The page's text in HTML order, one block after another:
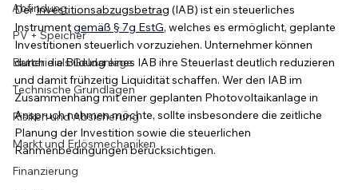
Abfindung
PV + Speicher
Batterie als Geldanlage
Technische Grundlagen
Risiken und Absicherung
Markt und Erlösmechaniken
Finanzierung
Der Investitionsabzugsbetrag (IAB) ist ein steuerliches
Instrument gemäß § 7g EstG, welches es ermöglicht, geplante
Investitionen steuerlich vorzuziehen. Unternehmer können
durch die Bildung eines IAB ihre Steuerlast deutlich reduzieren
und damit frühzeitig Liquidität schaffen. Wer den IAB im
Zusammenhang mit einer geplanten Photovoltaikanlage in
Anspruch nehmen möchte, sollte insbesondere die zeitliche
Planung der Investition sowie die steuerlichen
Rahmenbedingungen berücksichtigen.